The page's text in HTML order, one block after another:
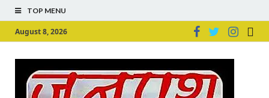
TOP MENU
August 8, 2026